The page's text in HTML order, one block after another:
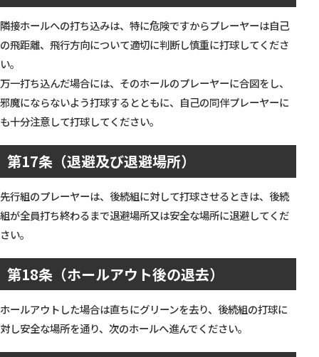
隣接ホールへの打ち込みは、特に危険ですからプレーヤーは自己
の飛距離、飛行方向について適切に判断し慎重に打球してくださ
い。
万一打ち込んだ場合には、そのホールのプレーヤーに合図をし、
邪魔にならないよう打球するとともに、自己の同伴プレーヤーに
も十分注意して打球してください。
第17条（退避及び退避場所）
先行組のプレーヤーは、後続組に対して打球させるときは、後続
組が全員打ち終わるまで退避場所又は安全な場所に退避してくだ
さい。
第18条（ホールアウト後の退去）
ホールアウトした場合は直ちにグリーンを去り、後続組の打球に
対し安全な場所を通り、次のホールへ進んでください。